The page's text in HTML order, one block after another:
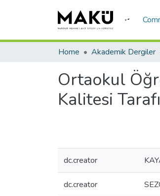
Home Akademik Dergiler
Ortaokul
Kalitesi
dc.creator
dc.creator